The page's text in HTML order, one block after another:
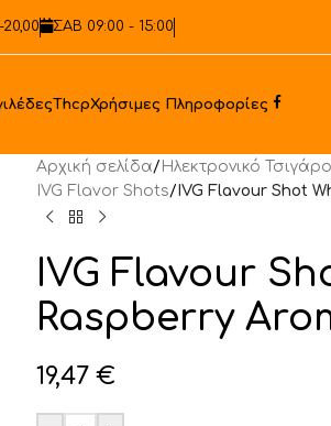
ΣΑΒ 09:00 - 15:00
ThcpΧρήσιμες Πληροφορίες
Αρχική σελίδα/ Ηλεκτρονικό Τσιγάρο
IVG Flavor Shots/ IVG Flavour Shot
IVG Flavour
Raspberry
19,47 €